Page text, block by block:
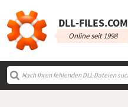
DLL‑FILES.COM
Online seit 1998